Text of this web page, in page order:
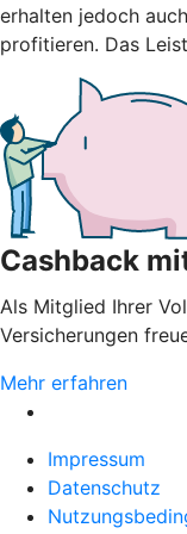
erhalten jedoch
profitieren. Das
Cashback
Als Mitglied Ihrer
Versicherungen
Mehr erfahren
Impressum
Datenschutz